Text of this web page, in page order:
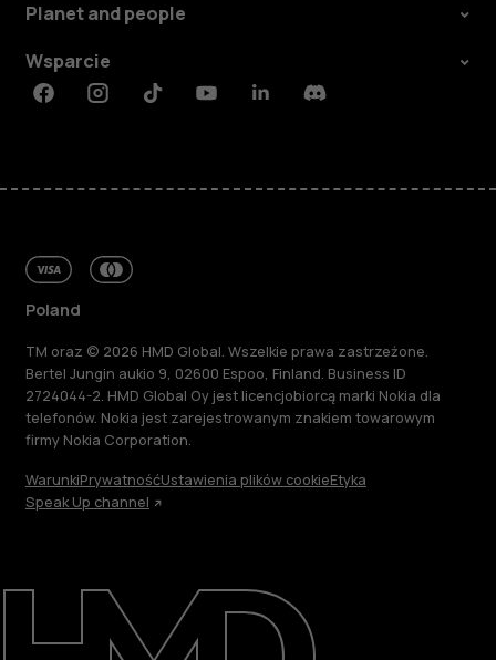
Naprawa i recykling
Zrównoważony rozwój
Wsparcie
Planet and people
Wsparcie
FacebookInstagramTiktokYoutubeLinkedinDiscord
Poland
TM oraz © 2026 HMD Global. Wszelkie prawa zastrzeżone.
Bertel Jungin aukio 9, 02600 Espoo, Finland. Business ID
2724044-2. HMD Global Oy jest licencjobiorcą marki Nokia dla
telefonów. Nokia jest zarejestrowanym znakiem towarowym
firmy Nokia Corporation.
WarunkiPrywatnośćUstawienia plików cookieEtyka
Speak Up channel